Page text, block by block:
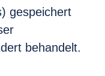
gespeichert
behandelt.